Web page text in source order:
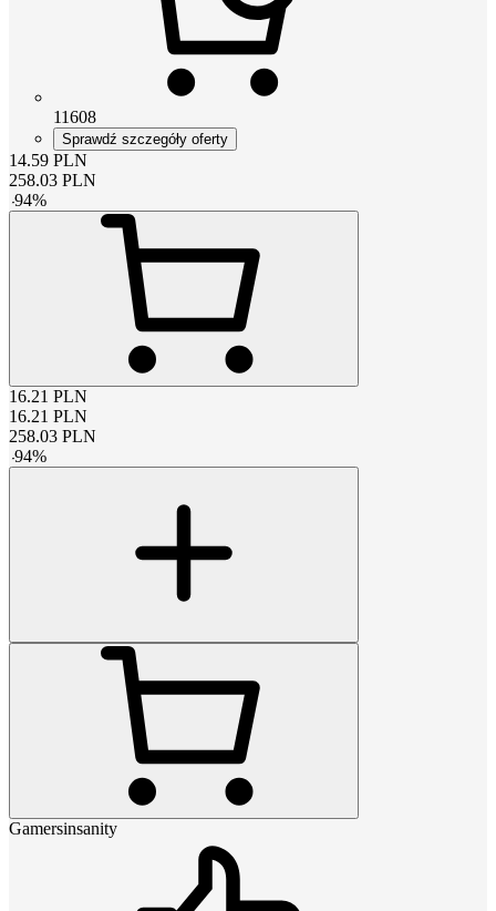
11608
Sprawdź szczegóły oferty
14.59 PLN
258.03 PLN
-94%
16.21 PLN
16.21 PLN
258.03 PLN
-94%
Gamersinsanity